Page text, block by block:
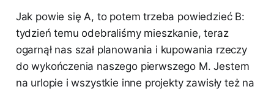
Jak powie się A, to potem trzeba powiedzieć B:
tydzień temu odebraliśmy mieszkanie, teraz
ogarnął nas szał planowania i kupowania rzeczy
do wykończenia naszego pierwszego M. Jestem
na urlopie i wszystkie inne projekty zawisły też na